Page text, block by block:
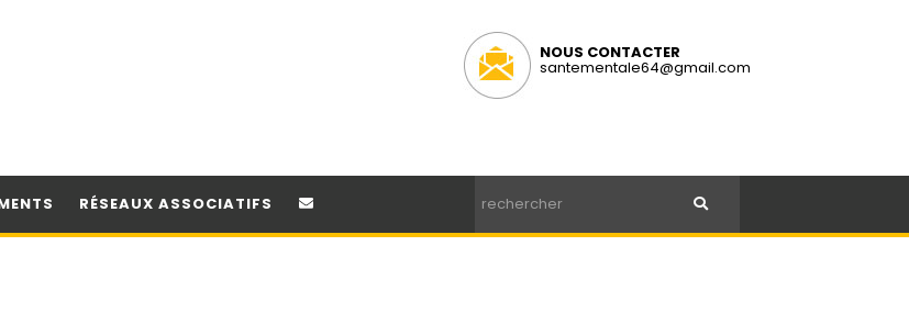
NOUS CONTACTER
santementale64@gmail.com
RÉSEAUX ASSOCIATIFS